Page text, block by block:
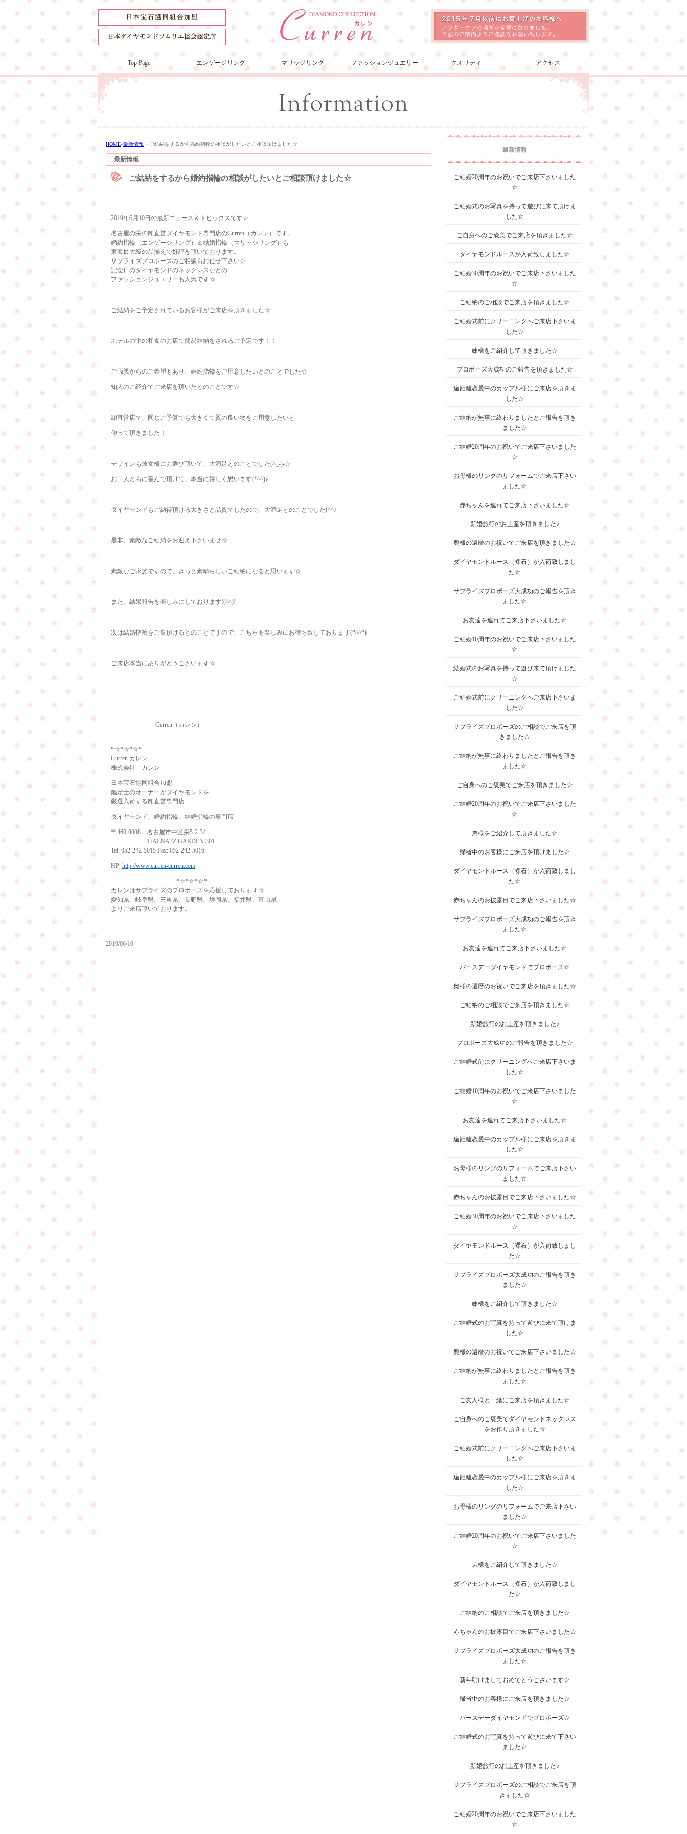
Top Page エンゲージリング マリッジリング ファッションジュエリー クオリティ アクセス
HOME»最新情報 » ご結納をするから婚約指輪の相談がしたいとご相談頂けました☆
最新情報
ご結納をするから婚約指輪の相談がしたいとご相談頂けました☆
2019年6月10日の最新ニュース＆トピックスです☆
名古屋の栄の卸直営ダイヤモンド専門店のCurren（カレン）です。
婚約指輪（エンゲージリング）＆結婚指輪（マリッジリング）も
東海最大級の品揃えで好評を頂いております。
サプライズプロポーズのご相談もお任せ下さい☆
記念日のダイヤモンドのネックレスなどの
ファッションジュエリーも人気です☆
ご結納をご予定されているお客様がご来店を頂きました☆
ホテルの中の和食のお店で簡易結納をされるご予定です！！
ご両親からのご希望もあり、婚約指輪をご用意したいとのことでした☆
知人のご紹介でご来店を頂いたとのことです☆
卸直営店で、同じご予算でも大きくて質の良い物をご用意したいと
仰って頂きました！
デザインも彼女様にお選び頂いて、大満足とのことでした(^_-)-☆
お二人ともに喜んで頂けて、本当に嬉しく思います(*^^)v
ダイヤモンドもご納得頂ける大きさと品質でしたので、大満足とのことでした(^^♪
是非、素敵なご結納をお迎え下さいませ☆
素敵なご家族ですので、きっと素晴らしいご結納になると思います☆
また、結果報告を楽しみにしております!(^^)!
次は結婚指輪をご覧頂けるとのことですので、こちらも楽しみにお待ち致しております(*^^*)
ご来店本当にありがとうございます☆
Curren（カレン）
*☆*☆*☆*-----------------------------
Curren カレン
株式会社 カレン
日本宝石協同組合加盟
鑑定士のオーナーがダイヤモンドを
厳選入荷する卸直営専門店
ダイヤモンド、婚約指輪、結婚指輪の専門店
〒460-0008 名古屋市中区栄5-2-34
HALNATZ GARDEN 301
Tel: 052-242-5015 Fax: 052-242-5016
HP: http://www.curren-curren.com
--------------------------------*☆*☆*☆*
カレンはサプライズのプロポーズを応援しております☆
愛知県、岐阜県、三重県、長野県、静岡県、福井県、富山県
よりご来店頂いております。
2019/06/10
最新情報
ご結婚20周年のお祝いでご来店下さいました
☆
ご結婚式のお写真を持って遊びに来て頂けま
した☆
ご自身へのご褒美でご来店を頂きました☆
ダイヤモンドルースが入荷致しました☆
ご結婚30周年のお祝いでご来店下さいました
☆
ご結納のご相談でご来店を頂きました☆
ご結婚式前にクリーニングへご来店下さいま
した☆
妹様をご紹介して頂きました☆
プロポーズ大成功のご報告を頂きました☆
遠距離恋愛中のカップル様にご来店を頂きま
した☆
ご結納が無事に終わりましたとご報告を頂き
ました☆
ご結婚20周年のお祝いでご来店下さいました
☆
お母様のリングのリフォームでご来店下さい
ました☆
赤ちゃんを連れてご来店下さいました☆
新婚旅行のお土産を頂きました♪
奥様の還暦のお祝いでご来店を頂きました☆
ダイヤモンドルース（裸石）が入荷致しまし
た☆
サプライズプロポーズ大成功のご報告を頂き
ました☆
お友達を連れてご来店下さいました☆
ご結婚10周年のお祝いでご来店下さいました
☆
結婚式のお写真を持って遊び来て頂けました
☆
ご結婚式前にクリーニングへご来店下さいま
した☆
サプライズプロポーズのご相談でご来店を頂
きました☆
ご結納が無事に終わりましたとご報告を頂き
ました☆
ご自身へのご褒美でご来店を頂きました☆
ご結婚20周年のお祝いでご来店下さいました
☆
弟様をご紹介して頂きました☆
帰省中のお客様にご来店を頂けました☆
ダイヤモンドルース（裸石）が入荷致しまし
た☆
赤ちゃんのお披露目でご来店下さいました☆
サプライズプロポーズ大成功のご報告を頂き
ました☆
お友達を連れてご来店下さいました☆
バースデーダイヤモンドでプロポーズ☆
奥様の還暦のお祝いでご来店を頂きました☆
ご結納のご相談でご来店を頂きました☆
新婚旅行のお土産を頂きました♪
プロポーズ大成功のご報告を頂きました☆
ご結婚式前にクリーニングへご来店下さいま
した☆
ご結婚10周年のお祝いでご来店下さいました
☆
お友達を連れてご来店下さいました☆
遠距離恋愛中のカップル様にご来店を頂きま
した☆
お母様のリングのリフォームでご来店下さい
ました☆
赤ちゃんのお披露目でご来店下さいました☆
ご結婚30周年のお祝いでご来店下さいました
☆
ダイヤモンドルース（裸石）が入荷致しまし
た☆
サプライズプロポーズ大成功のご報告を頂き
ました☆
妹様をご紹介して頂きました☆
ご結婚式のお写真を持って遊びに来て頂けま
した☆
奥様の還暦のお祝いでご来店下さいました☆
ご結納が無事に終わりましたとご報告を頂き
ました☆
ご友人様と一緒にご来店を頂きました☆
ご自身へのご褒美でダイヤモンドネックレス
をお作り頂きました☆
ご結婚式前にクリーニングへご来店下さいま
した☆
遠距離恋愛中のカップル様にご来店を頂きま
した☆
お母様のリングのリフォームでご来店下さい
ました☆
ご結婚20周年のお祝いでご来店下さいました
☆
弟様をご紹介して頂きました☆
ダイヤモンドルース（裸石）が入荷致しまし
た☆
ご結納のご相談でご来店を頂きました☆
赤ちゃんのお披露目でご来店下さいました☆
サプライズプロポーズ大成功のご報告を頂き
ました☆
新年明けましておめでとうございます☆
帰省中のお客様にご来店を頂きました☆
バースデーダイヤモンドでプロポーズ☆
ご結婚式のお写真を持って遊びに来て下さい
ました☆
新婚旅行のお土産を頂きました♪
サプライズプロポーズのご相談でご来店を頂
きました☆
ご結婚20周年のお祝いでご来店下さいました
☆